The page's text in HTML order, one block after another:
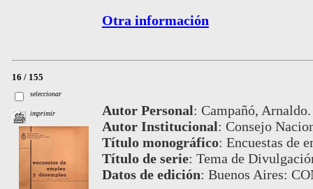
Otra información
16 / 155
seleccionar
imprimir Autor Personal: Campañó, Arnaldo.
Autor Institucional: Consejo
Título monográfico: Encuestas de
Título de serie: Tema de
Datos de edición: Buenos Aires: